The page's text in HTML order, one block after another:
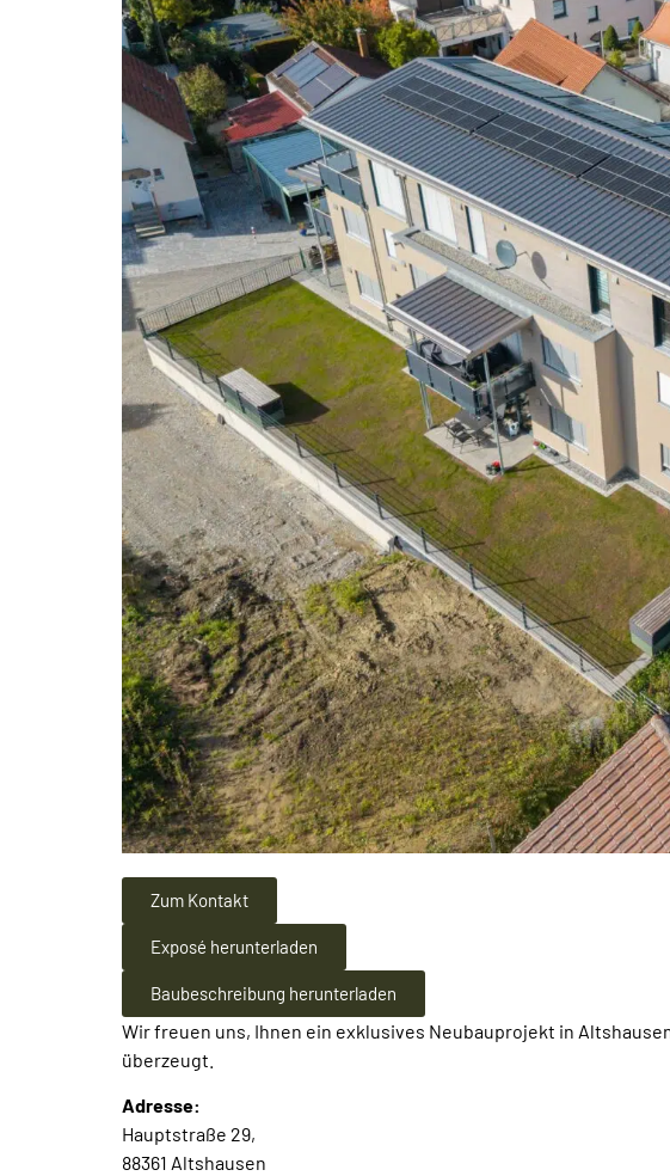
Zum Kontakt
Exposé herunterladen
Baubeschreibung herunterladen
Wir freuen uns, Ihnen ein exklusives Neubauprojekt in
überzeugt.
Adresse:
Hauptstraße 29,
88361 Altshausen